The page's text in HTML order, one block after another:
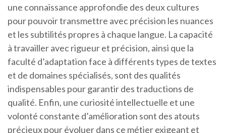
une connaissance approfondie des deux cultures
pour pouvoir transmettre avec précision les nuances
et les subtilités propres à chaque langue. La capacité
à travailler avec rigueur et précision, ainsi que la
faculté d’adaptation face à différents types de textes
et de domaines spécialisés, sont des qualités
indispensables pour garantir des traductions de
qualité. Enfin, une curiosité intellectuelle et une
volonté constante d’amélioration sont des atouts
précieux pour évoluer dans ce métier exigeant et